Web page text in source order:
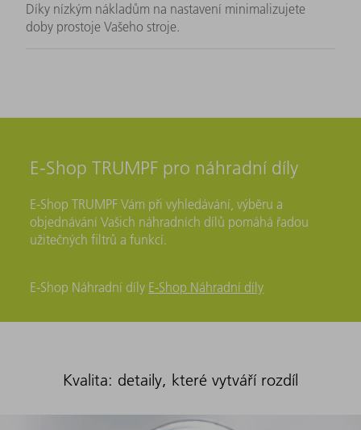
Díky nízkým nákladům na nastavení minimalizujete
doby prostoje Vašeho stroje.
E-Shop TRUMPF pro náhradní díly
E-Shop TRUMPF Vám při vyhledávání, výběru a
objednávání Vašich náhradních dílů pomáhá řadou
užitečných filtrů a funkcí.
E-Shop Náhradní díly E-Shop Náhradní díly
Kvalita: detaily, které vytváří rozdíl